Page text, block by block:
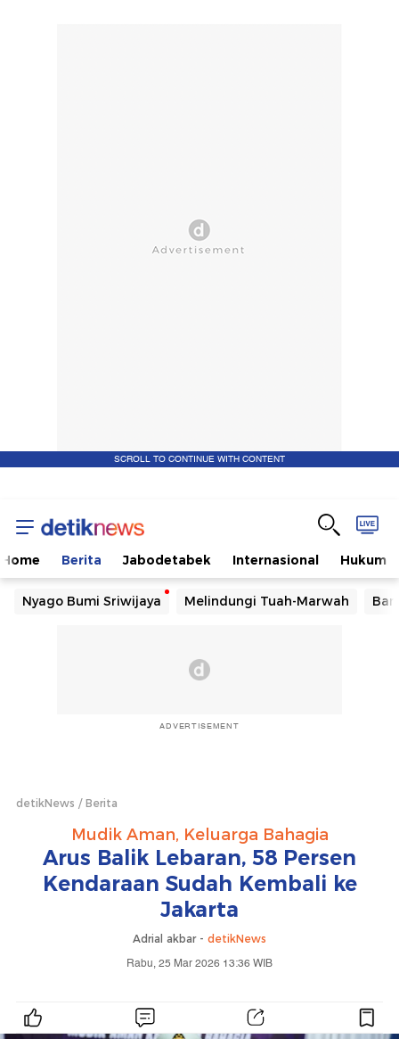
SCROLL TO CONTINUE WITH CONTENT
Home Berita Jabodetabek Internasional Hukum
Nyago Bumi Sriwijaya Melindungi Tuah-Marwah
ADVERTISEMENT
detikNews Berita
Mudik Aman, Keluarga Bahagia
Arus Balik Lebaran, 58 Persen
Kendaraan Sudah Kembali ke
Jakarta
Adrial akbar - detikNews
Rabu, 25 Mar 2026 13:36 WIB